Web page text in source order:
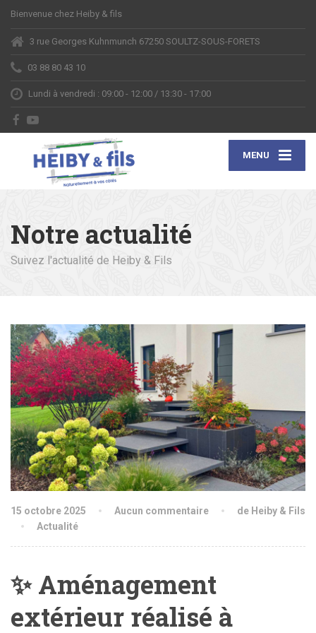
Bienvenue chez Heiby & fils
3 rue Georges Kuhnmunch 67250 SOULTZ-SOUS-FORETS
03 88 80 43 10
Lundi à vendredi : 09:00 - 12:00 / 13:30 - 17:00
MENU
Notre actualité
Suivez l'actualité de Heiby & Fils
15 octobre 2025 Aucun commentaire
de Heiby & Fils
Actualité
✨ Aménagement
extérieur réalisé à